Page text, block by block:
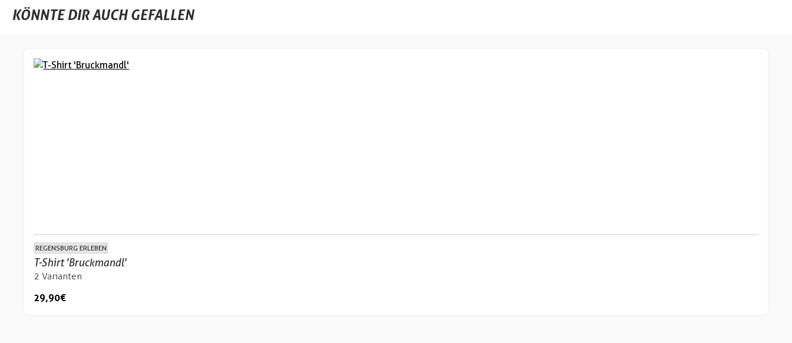
KÖNNTE DIR AUCH GEFALLEN
REGENSBURG ERLEBEN
T-Shirt 'Bruckmandl'
2 Varianten
29,90 €